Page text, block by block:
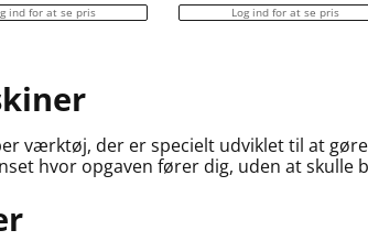
ind for at se pris Log ind for at se pris
værktøj, der er specielt udviklet til at
hvor opgaven fører dig, uden at